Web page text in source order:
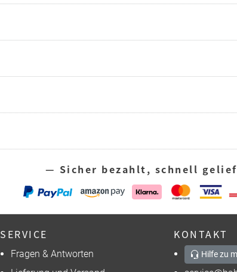
— Sicher bezahlt, schnell
SERVICE
Fragen & Antworten
KONTAKT
Hilfe zu